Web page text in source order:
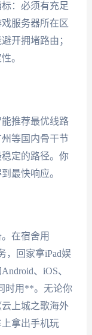
：必须有充足
服务器所在区
开拥堵路由；
。
推荐最优线路
等国内骨干节
定的路径。你
最快响应。
在宿舍用
，回家拿iPad娱
、iOS、
时用**。无论你
上城之歌海外
拿出手机玩